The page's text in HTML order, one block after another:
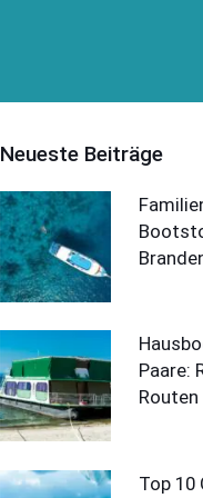
Neueste Beiträge
Paare:
Top 10